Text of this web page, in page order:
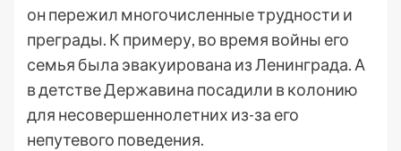
он пережил многочисленные трудности и
преграды. К примеру, во время войны его
семья была эвакуирована из Ленинграда. А
в детстве Державина посадили в колонию
для несовершеннолетних из-за его
непутевого поведения.